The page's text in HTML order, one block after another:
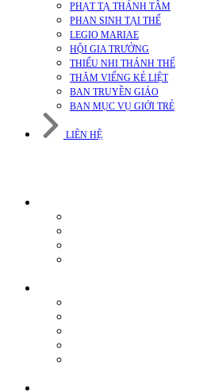
PHẠT TẠ THÁNH TÂM
PHAN SINH TẠI THẾ
LEGIO MARIAE
HỘI GIA TRƯỞNG
THIẾU NHI THÁNH THỂ
THĂM VIẾNG KẺ LIỆT
BAN TRUYỀN GIÁO
BAN MỤC VỤ GIỚI TRẺ
LIÊN HỆ